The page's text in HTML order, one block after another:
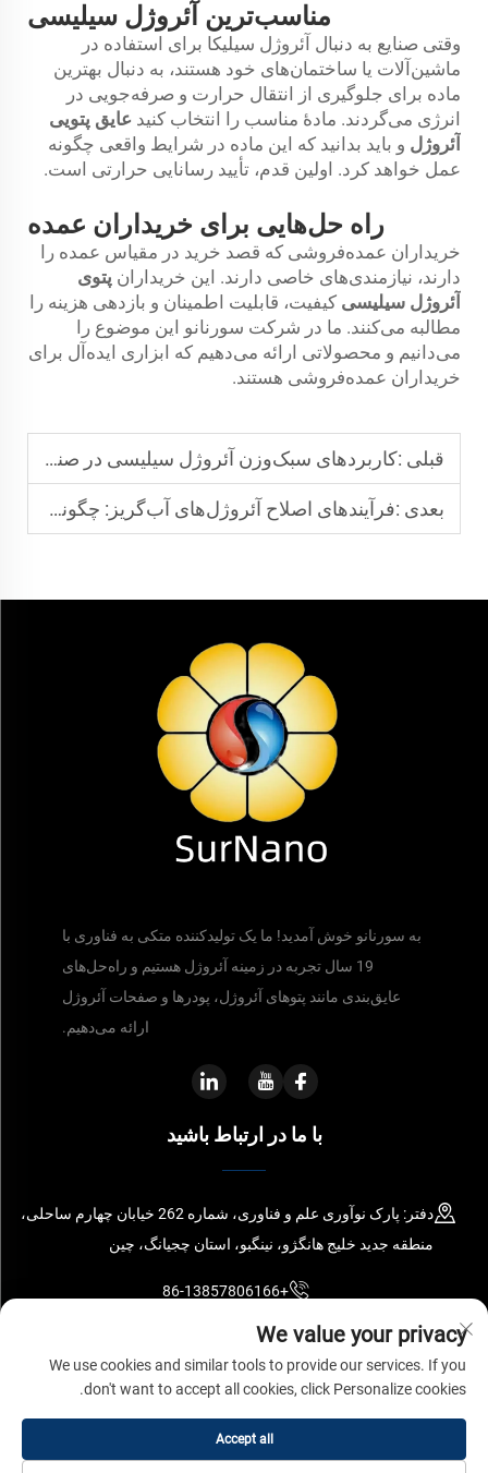
مناسب‌ترین آئروژل سیلیسی
وقتی صنایع به دنبال آئروژل سیلیکا برای استفاده در
ماشین‌آلات یا ساختمان‌های خود هستند، به دنبال بهترین
ماده برای جلوگیری از انتقال حرارت و صرفه‌جویی در
انرژی می‌گردند. مادهٔ مناسب را انتخاب کنید عایق پتویی
آئروژل و باید بدانید که این ماده در شرایط واقعی چگونه
عمل خواهد کرد. اولین قدم، تأیید رسانایی حرارتی است.
راه حل‌هایی برای خریداران عمده
خریداران عمده‌فروشی که قصد خرید در مقیاس عمده را
دارند، نیازمندی‌های خاصی دارند. این خریداران پتوی
آئروژل سیلیسی کیفیت، قابلیت اطمینان و بازدهی هزینه را
مطالبه می‌کنند. ما در شرکت سورنانو این موضوع را
می‌دانیم و محصولاتی ارائه می‌دهیم که ابزاری ایده‌آل برای
خریداران عمده‌فروشی هستند.
قبلی :کاربردهای سبک‌وزن آئروژل سیلیسی در صنایع هوافضا
بعدی :فرآیندهای اصلاح آئروژل‌های آب‌گریز: چگونه مقاومت بلندمدت در برابر رطوبت را به دست آورد؟
به سورنانو خوش آمدید! ما یک تولیدکننده متکی به فناوری با
19 سال تجربه در زمینه آئروژل هستیم و راه‌حل‌های
عایق‌بندی مانند پتوهای آئروژل، پودرها و صفحات آئروژل
ارائه می‌دهیم.
با ما در ارتباط باشید
دفتر: پارک نوآوری علم و فناوری، شماره 262 خیابان چهارم ساحلی،
منطقه جدید خلیج هانگژو، نینگبو، استان چجیانگ، چین
+86-13857806166
[email protected]
کپی‌رایت © شرکت نینگبو سورنانو آئروژل، با مسئولیت محدود، تمامی حقوق
سیاست حفظ حریم خصوصی
We value your privacy
We use cookies and similar tools to provide our services. If you
don't want to accept all cookies, click Personalize cookies.
Accept all